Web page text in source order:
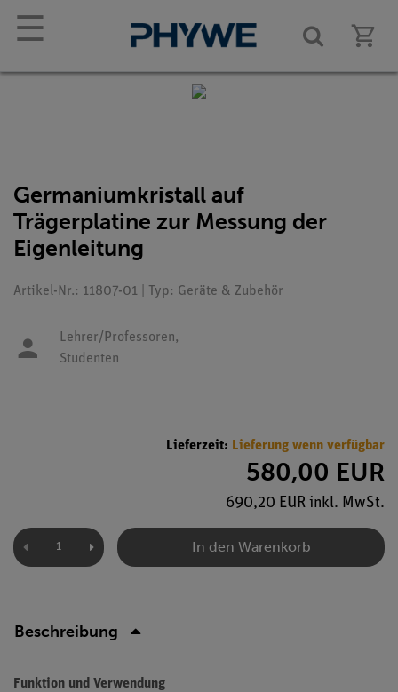
☰
Germaniumkristall auf
Trägerplatine zur Messung der
Eigenleitung
Artikel-Nr.: 11807-01 | Typ: Geräte & Zubehör
Lehrer/Professoren,
Studenten
Lieferzeit: Lieferung wenn verfügbar
580,00 EUR
690,20 EUR inkl. MwSt.
In den Warenkorb
Beschreibung
Funktion und Verwendung